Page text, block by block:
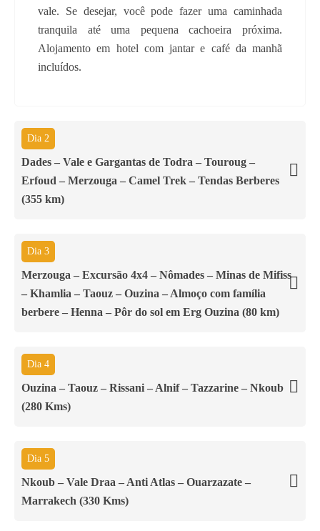
vale. Se desejar, você pode fazer uma caminhada
tranquila até uma pequena cachoeira próxima.
Alojamento em hotel com jantar e café da manhã
incluídos.
Dia 2
Dades – Vale e Gargantas de Todra – Touroug –
Erfoud – Merzouga – Camel Trek – Tendas Berberes
(355 km)
Dia 3
Merzouga – Excursão 4x4 – Nômades – Minas de Mifiss
– Khamlia – Taouz – Ouzina – Almoço com família
berbere – Henna – Pôr do sol em Erg Ouzina (80 km)
Dia 4
Ouzina – Taouz – Rissani – Alnif – Tazzarine – Nkoub
(280 Kms)
Dia 5
Nkoub – Vale Draa – Anti Atlas – Ouarzazate –
Marrakech (330 Kms)